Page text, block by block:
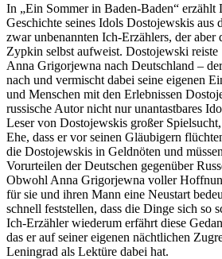
In „Ein Sommer in Baden-Baden“
Geschichte seines Idols Dostojewskis aus
zwar unbenannten Ich-Erzählers, der aber
Zypkin selbst aufweist. Dostojewski reiste
Anna Grigorjewna nach Deutschland –
nach und vermischt dabei seine eigenen
und Menschen mit den Erlebnissen
russische Autor nicht nur unantastbares
Leser von Dostojewskis großer
Ehe, dass er vor seinen Gläubigern
die Dostojewskis in Geldnöten und
Vorurteilen der Deutschen gegenüber
Obwohl Anna Grigorjewna voller
für sie und ihren Mann eine Neustart
schnell feststellen, dass die Dinge sich so
Ich-Erzähler wiederum erfährt diese
das er auf seiner eigenen nächtlichen
Leningrad als Lektüre dabei hat.